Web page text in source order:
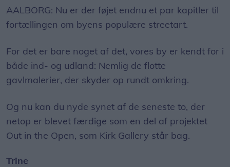
AALBORG: Nu er der føjet endnu et par kapitler til
fortællingen om byens populære streetart.
For det er bare noget af det, vores by er kendt for i
både ind- og udland: Nemlig de flotte
gavlmalerier, der skyder op rundt omkring.
Og nu kan du nyde synet af de seneste to, der
netop er blevet færdige som en del af projektet
Out in the Open, som Kirk Gallery står bag.
Trine